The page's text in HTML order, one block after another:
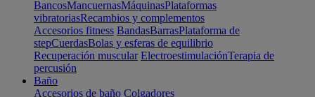
BancosMancuernasMáquinasPlataformas
vibratoriasRecambios y complementos
Accesorios fitness BandasBarrasPlataforma de
stepCuerdasBolas y esferas de equilibrio
Recuperación muscular ElectroestimulaciónTerapia de
percusión
Baño
Accesorios de baño Colgadores